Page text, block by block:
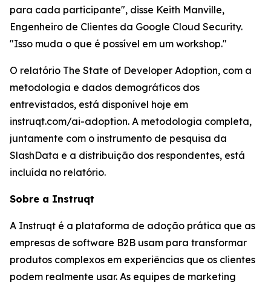
para cada participante", disse Keith Manville,
Engenheiro de Clientes da Google Cloud Security.
"Isso muda o que é possível em um workshop."
O relatório The State of Developer Adoption, com a
metodologia e dados demográficos dos
entrevistados, está disponível hoje em
instruqt.com/ai-adoption. A metodologia completa,
juntamente com o instrumento de pesquisa da
SlashData e a distribuição dos respondentes, está
incluída no relatório.
Sobre a Instruqt
A Instruqt é a plataforma de adoção prática que as
empresas de software B2B usam para transformar
produtos complexos em experiências que os clientes
podem realmente usar. As equipes de marketing